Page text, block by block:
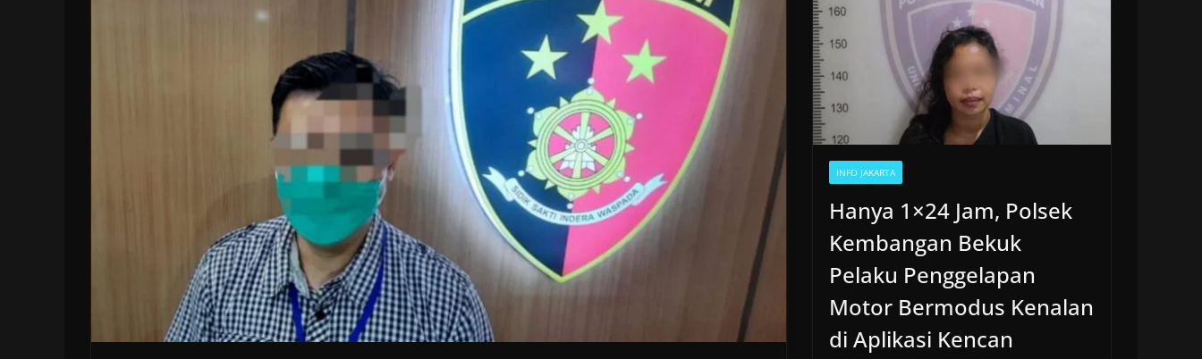
INFO JAKARTA
Hanya 1×24 Jam, Polsek
Kembangan Bekuk
Pelaku Penggelapan
Motor Bermodus Kenalan
di Aplikasi Kencan